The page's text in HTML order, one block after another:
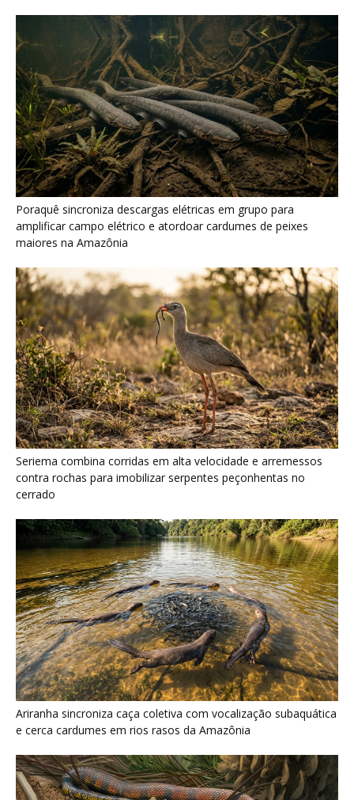
Seriema combina corridas em alta velocidade e arremessos
contra rochas para imobilizar serpentes peçonhentas no
cerrado
Ariranha sincroniza caça coletiva com vocalização subaquática
e cerca cardumes em rios rasos da Amazônia
Serpente escavadora brasileira Tametara mirim reescreve a
evolução dos répteis
Últimas noticias